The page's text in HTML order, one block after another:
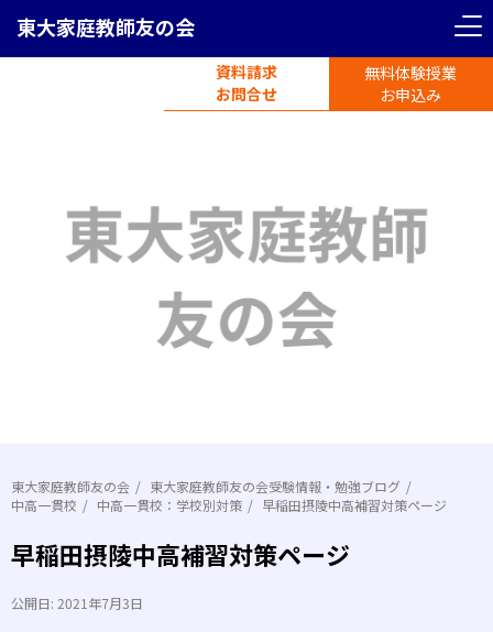
東大家庭教師友の会
資料請求
お問合せ
無料体験授業
お申込み
東大家庭教師友の会
東大家庭教師友の会受験情報・勉強ブログ
中高一貫校
中高一貫校：学校別対策 早稲田摂陵中高補習対策ページ
早稲田摂陵中高補習対策ページ
公開日: 2021年7月3日